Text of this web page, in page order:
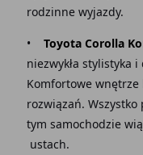
rodzinne wyjazdy.
• Toyota Corolla
niezwykła stylistyka
Komfortowe
rozwiązań.
tym samochodzie
ustach.